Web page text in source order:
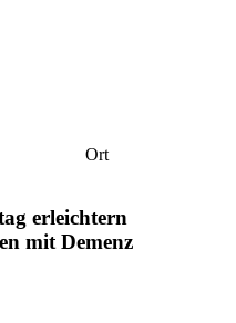
Ort
erleichtern
mit Demenz